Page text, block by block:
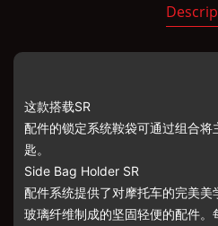
这款搭载SR
配件的锁定系统鞍袋可通过组合
匙。
Side Bag Holder SR
配件系统提供了对摩托车的完美
玻璃纤维制成的坚固轻便的配件。